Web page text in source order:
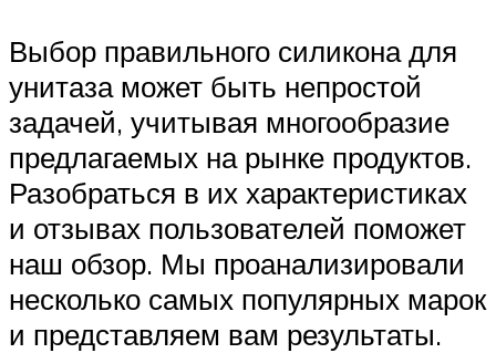
Выбор правильного силикона для
унитаза может быть непростой
задачей, учитывая многообразие
предлагаемых на рынке продуктов.
Разобраться в их характеристиках
и отзывах пользователей поможет
наш обзор. Мы проанализировали
несколько самых популярных марок
и представляем вам результаты.